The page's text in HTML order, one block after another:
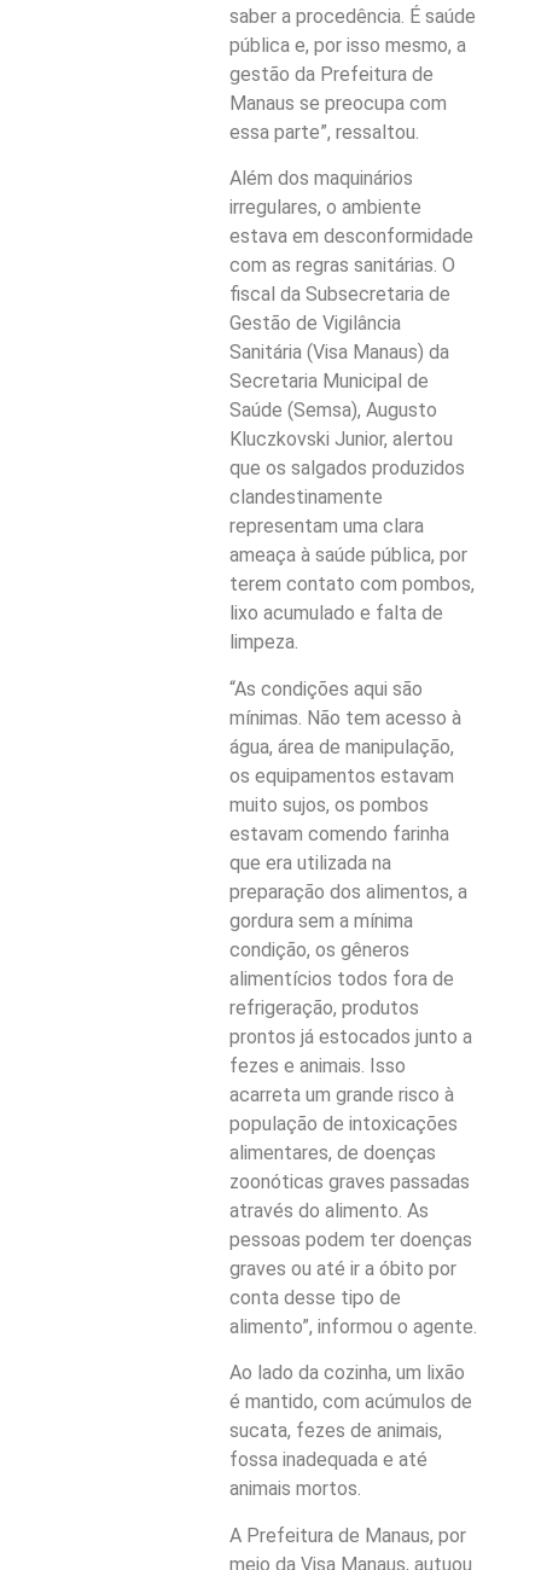
saber a procedência. É saúde
pública e, por isso mesmo, a
gestão da Prefeitura de
Manaus se preocupa com
essa parte”, ressaltou.
Além dos maquinários
irregulares, o ambiente
estava em desconformidade
com as regras sanitárias. O
fiscal da Subsecretaria de
Gestão de Vigilância
Sanitária (Visa Manaus) da
Secretaria Municipal de
Saúde (Semsa), Augusto
Kluczkovski Junior, alertou
que os salgados produzidos
clandestinamente
representam uma clara
ameaça à saúde pública, por
terem contato com pombos,
lixo acumulado e falta de
limpeza.
“As condições aqui são
mínimas. Não tem acesso à
água, área de manipulação,
os equipamentos estavam
muito sujos, os pombos
estavam comendo farinha
que era utilizada na
preparação dos alimentos, a
gordura sem a mínima
condição, os gêneros
alimentícios todos fora de
refrigeração, produtos
prontos já estocados junto a
fezes e animais. Isso
acarreta um grande risco à
população de intoxicações
alimentares, de doenças
zoonóticas graves passadas
através do alimento. As
pessoas podem ter doenças
graves ou até ir a óbito por
conta desse tipo de
alimento”, informou o agente.
Ao lado da cozinha, um lixão
é mantido, com acúmulos de
sucata, fezes de animais,
fossa inadequada e até
animais mortos.
A Prefeitura de Manaus, por
meio da Visa Manaus, autuou